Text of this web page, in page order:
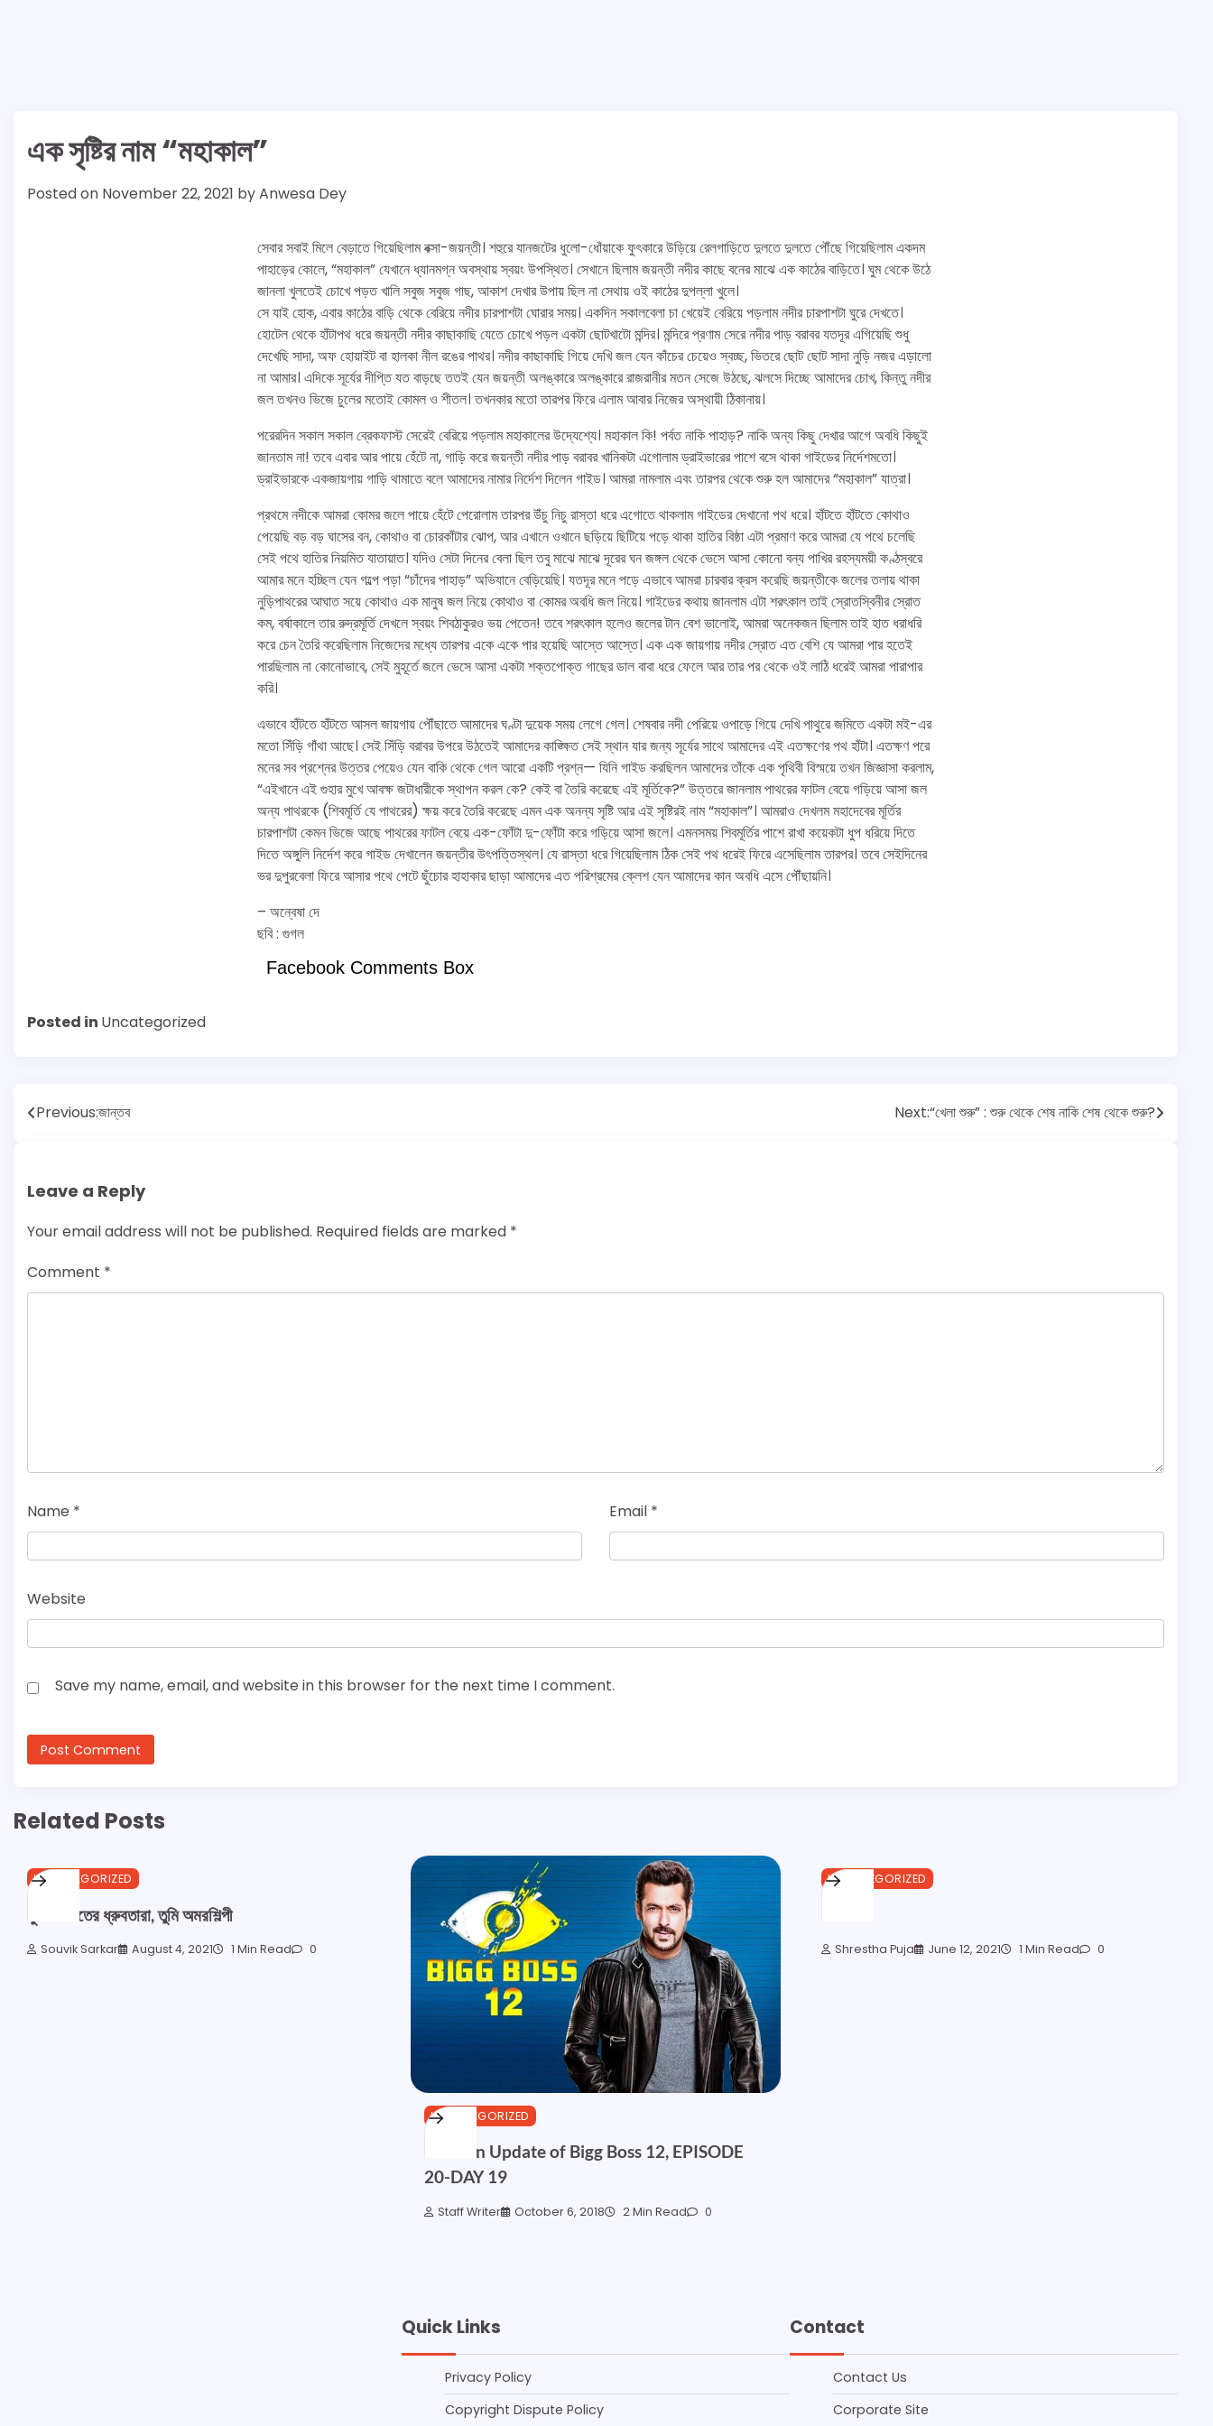
এক সৃষ্টির নাম “মহাকাল”
Posted on November 22, 2021 byAnwesa Dey
সেবার সবাই মিলে বেড়াতে গিয়েছিলাম বক্সা-জয়ন্তী। শহুরে যানজটের ধুলো-ধোঁয়াকে ফুৎকারে উড়িয়ে রেলগাড়িতে দুলতে দুলতে পৌঁছে গিয়েছিলাম একদম
পাহাড়ের কোলে, “মহাকাল” যেখানে ধ্যানমগ্ন অবস্থায় স্বয়ং উপস্থিত। সেখানে ছিলাম জয়ন্তী নদীর কাছে বনের মাঝে এক কাঠের বাড়িতে। ঘুম থেকে উঠে
জানলা খুলতেই চোখে পড়ত খালি সবুজ সবুজ গাছ, আকাশ দেখার উপায় ছিল না সেথায় ওই কাঠের দুপল্লা খুলে।
সে যাই হোক, এবার কাঠের বাড়ি থেকে বেরিয়ে নদীর চারপাশটা ঘোরার সময়। একদিন সকালবেলা চা খেয়েই বেরিয়ে পড়লাম নদীর চারপাশটা ঘুরে দেখতে।
হোটেল থেকে হাঁটাপথ ধরে জয়ন্তী নদীর কাছাকাছি যেতে চোখে পড়ল একটা ছোটখাটো মন্দির। মন্দিরে প্রণাম সেরে নদীর পাড় বরাবর যতদূর এগিয়েছি শুধু
দেখেছি সাদা, অফ হোয়াইট বা হালকা নীল রঙের পাথর। নদীর কাছাকাছি গিয়ে দেখি জল যেন কাঁচের চেয়েও স্বচ্ছ, ভিতরে ছোট ছোট সাদা নুড়ি নজর এড়ালো
না আমার। এদিকে সূর্যের দীপ্তি যত বাড়ছে ততই যেন জয়ন্তী অলঙ্কারে অলঙ্কারে রাজরানীর মতন সেজে উঠছে, ঝলসে দিচ্ছে আমাদের চোখ, কিন্তু নদীর
জল তখনও ভিজে চুলের মতোই কোমল ও শীতল। তখনকার মতো তারপর ফিরে এলাম আবার নিজের অস্থায়ী ঠিকানায়।
পরেরদিন সকাল সকাল ব্রেকফাস্ট সেরেই বেরিয়ে পড়লাম মহাকালের উদ্যেশ্যে। মহাকাল কি! পর্বত নাকি পাহাড়? নাকি অন্য কিছু দেখার আগে অবধি কিছুই
জানতাম না! তবে এবার আর পায়ে হেঁটে না, গাড়ি করে জয়ন্তী নদীর পাড় বরাবর খানিকটা এগোলাম ড্রাইভারের পাশে বসে থাকা গাইডের নির্দেশমতো।
ড্রাইভারকে একজায়গায় গাড়ি থামাতে বলে আমাদের নামার নির্দেশ দিলেন গাইড। আমরা নামলাম এবং তারপর থেকে শুরু হল আমাদের “মহাকাল” যাত্রা।
প্রথমে নদীকে আমরা কোমর জলে পায়ে হেঁটে পেরোলাম তারপর উঁচু নিচু রাস্তা ধরে এগোতে থাকলাম গাইডের দেখানো পথ ধরে। হাঁটতে হাঁটতে কোথাও
পেয়েছি বড় বড় ঘাসের বন, কোথাও বা চোরকাঁটার ঝোপ, আর এখানে ওখানে ছড়িয়ে ছিটিয়ে পড়ে থাকা হাতির বিষ্ঠা এটা প্রমাণ করে আমরা যে পথে চলেছি
সেই পথে হাতির নিয়মিত যাতায়াত। যদিও সেটা দিনের বেলা ছিল তবু মাঝে মাঝে দূরের ঘন জঙ্গল থেকে ভেসে আসা কোনো বন্য পাখির রহস্যময়ী কণ্ঠস্বরে
আমার মনে হচ্ছিল যেন গল্পে পড়া “চাঁদের পাহাড়” অভিযানে বেড়িয়েছি। যতদূর মনে পড়ে এভাবে আমরা চারবার ক্রস করেছি জয়ন্তীকে জলের তলায় থাকা
নুড়িপাথরের আঘাত সয়ে কোথাও এক মানুষ জল নিয়ে কোথাও বা কোমর অবধি জল নিয়ে। গাইডের কথায় জানলাম এটা শরৎকাল তাই স্রোতস্বিনীর স্রোত
কম, বর্ষাকালে তার রুদ্রমূর্তি দেখলে স্বয়ং শিবঠাকুরও ভয় পেতেন! তবে শরৎকাল হলেও জলের টান বেশ ভালোই, আমরা অনেকজন ছিলাম তাই হাত ধরাধরি
করে চেন তৈরি করেছিলাম নিজেদের মধ্যে তারপর একে একে পার হয়েছি আস্তে আস্তে। এক এক জায়গায় নদীর স্রোত এত বেশি যে আমরা পার হতেই
পারছিলাম না কোনোভাবে, সেই মুহূর্তে জলে ভেসে আসা একটা শক্তপোক্ত গাছের ডাল বাবা ধরে ফেলে আর তার পর থেকে ওই লাঠি ধরেই আমরা পারাপার
করি।
এভাবে হাঁটতে হাঁটতে আসল জায়গায় পৌঁছাতে আমাদের ঘণ্টা দুয়েক সময় লেগে গেল। শেষবার নদী পেরিয়ে ওপাড়ে গিয়ে দেখি পাথুরে জমিতে একটা মই-এর
মতো সিঁড়ি গাঁথা আছে। সেই সিঁড়ি বরাবর উপরে উঠতেই আমাদের কাঙ্ক্ষিত সেই স্থান যার জন্য সূর্যের সাথে আমাদের এই এতক্ষণের পথ হাঁটা। এতক্ষণ পরে
মনের সব প্রশ্নের উত্তর পেয়েও যেন বাকি থেকে গেল আরো একটি প্রশ্ন— যিনি গাইড করছিলন আমাদের তাঁকে এক পৃথিবী বিস্ময়ে তখন জিজ্ঞাসা করলাম,
“এইখানে এই গুহার মুখে আবক্ষ জটাধারীকে স্থাপন করল কে? কেই বা তৈরি করেছে এই মূর্তিকে?” উত্তরে জানলাম পাথরের ফাটল বেয়ে গড়িয়ে আসা জল
অন্য পাথরকে (শিবমূর্তি যে পাথরের) ক্ষয় করে তৈরি করেছে এমন এক অনন্য সৃষ্টি আর এই সৃষ্টিরই নাম “মহাকাল”। আমরাও দেখলম মহাদেবের মূর্তির
চারপাশটা কেমন ভিজে আছে পাথরের ফাটল বেয়ে এক-ফোঁটা দু-ফোঁটা করে গড়িয়ে আসা জলে। এমনসময় শিবমূর্তির পাশে রাখা কয়েকটা ধুপ ধরিয়ে দিতে
দিতে অঙ্গুলি নির্দেশ করে গাইড দেখালেন জয়ন্তীর উৎপত্তিস্থল। যে রাস্তা ধরে গিয়েছিলাম ঠিক সেই পথ ধরেই ফিরে এসেছিলাম তারপর। তবে সেইদিনের
ভর দুপুরবেলা ফিরে আসার পথে পেটে ছুঁচোর হাহাকার ছাড়া আমাদের এত পরিশ্রমের ক্লেশ যেন আমাদের কান অবধি এসে পৌঁছায়নি।
– অন্বেষা দে
ছবি : গুগল
Facebook Comments Box
Posted in Uncategorized
Post
Previous:জান্তব Next:“খেলা শুরু” : শুরু থেকে শেষ নাকি শেষ থেকে শুরু?
Leave a Reply
Your email address will not be published. Required fields are marked *
Comment *
Name * Email *
Website
Save my name, email, and website in this browser for the next time I comment.
Related Posts
UNCATEGORIZED
সুরের জগতের ধ্রুবতারা, তুমি অমরশিল্পী
Souvik Sarkar August 4, 2021 1 Min Read 0
UNCATEGORIZED
Written Update of Bigg Boss 12, EPISODE
20-DAY 19
Staff Writer October 6, 2018 2 Min Read 0
UNCATEGORIZED
Shrestha Puja June 12, 2021 1 Min Read 0
Quick Links
Privacy Policy
Copyright Dispute Policy
Contact
Contact Us
Corporate Site